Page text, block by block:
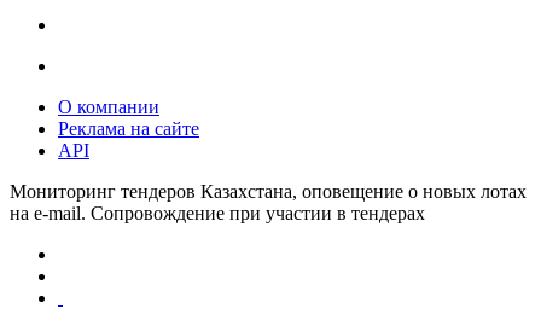
О компании
Реклама на сайте
API
Мониторинг тендеров Казахстана, оповещение о новых лотах
на e-mail. Сопровождение при участии в тендерах